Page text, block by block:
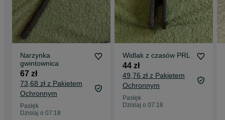
Narzynka
gwintownica
67 zł
73,68 zł z Pakietem
Ochronnym
Pasłęk
Dzisiaj o 07:18
Widlak z czasów PRL
44 zł
49,76 zł z Pakietem
Ochronnym
Pasłęk
Dzisiaj o 07:18